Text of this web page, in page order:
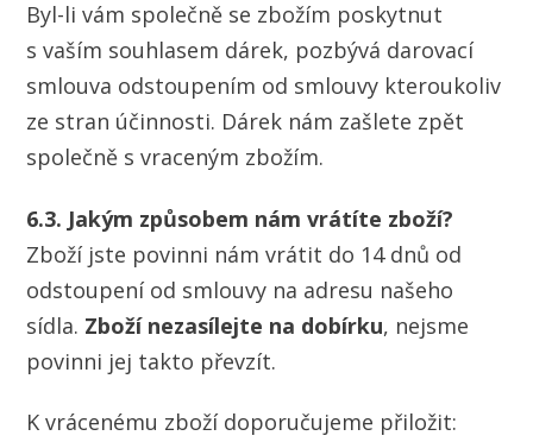
Byl-li vám společně se zbožím poskytnut
s vaším souhlasem dárek, pozbývá darovací
smlouva odstoupením od smlouvy kteroukoliv
ze stran účinnosti. Dárek nám zašlete zpět
společně s vraceným zbožím.
6.3. Jakým způsobem nám vrátíte zboží?
Zboží jste povinni nám vrátit do 14 dnů od
odstoupení od smlouvy na adresu našeho
sídla. Zboží nezasílejte na dobírku, nejsme
povinni jej takto převzít.
K vrácenému zboží doporučujeme přiložit: